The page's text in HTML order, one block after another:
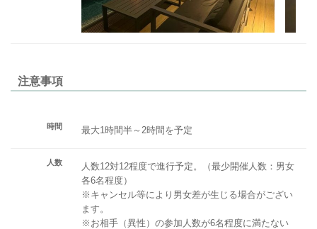
注意事項
時間 最大1時間半～2時間を予定
人数
人数12対12程度で進行予定。（最少開催人数：男女
各6名程度）
※キャンセル等により男女差が生じる場合がござい
ます。
※お相手（異性）の参加人数が6名程度に満たない